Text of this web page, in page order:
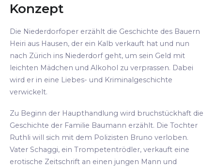
Konzept
Die Niederdorfoper erzählt die Geschichte des Bauern
Heiri aus Hausen, der ein Kalb verkauft hat und nun
nach Zürich ins Niederdorf geht, um sein Geld mit
leichten Mädchen und Alkohol zu verprassen. Dabei
wird er in eine Liebes- und Kriminalgeschichte
verwickelt.
Zu Beginn der Haupthandlung wird bruchstückhaft die
Geschichte der Familie Baumann erzählt. Die Tochter
Ruthli will sich mit dem Polizisten Bruno verloben.
Vater Schaggi, ein Trompetentrödler, verkauft eine
erotische Zeitschrift an einen jungen Mann und